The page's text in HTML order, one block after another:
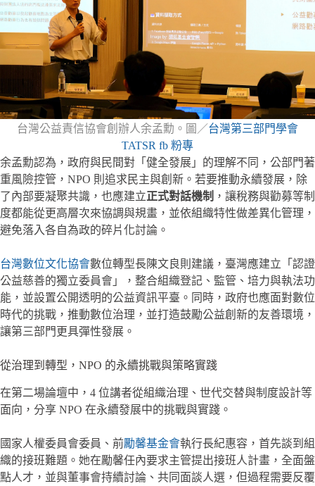
台灣公益責信協會創辦人余孟勳。圖／台灣第三部門學會
TATSR fb 粉專
余孟勳認為，政府與民間對「健全發展」的理解不同，公部門著
重風險控管，NPO 則追求民主與創新。若要推動永續發展，除
了內部要凝聚共識，也應建立正式對話機制 ，讓稅務與勸募等制
度都能從更高層次來協調與規畫，並依組織特性做差異化管理，
避免落入各自為政的碎片化討論。
台灣數位文化協會數位轉型長陳文良則建議，臺灣應建立「認證
公益慈善的獨立委員會」，整合組織登記、監管、培力與執法功
能，並設置公開透明的公益資訊平臺。同時，政府也應面對數位
時代的挑戰，推動數位治理，並打造鼓勵公益創新的友善環境，
讓第三部門更具彈性發展。
從治理到轉型，NPO 的永續挑戰與策略實踐
在第二場論壇中，4 位講者從組織治理、世代交替與制度設計等
面向，分享 NPO 在永續發展中的挑戰與實踐。
國家人權委員會委員、前勵馨基金會執行長紀惠容，首先談到組
織的接班難題。她在勵馨任內要求主管提出接班人計畫，全面盤
點人才，並與董事會持續討論、共同面談人選，但過程需要反覆